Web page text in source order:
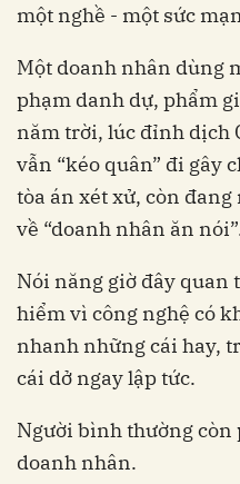
một nghề - một sức
Một doanh nhân dùng
phạm danh dự, phẩm
năm trời, lúc đỉnh dịch
vẫn “kéo quân” đi gây
tòa án xét xử, còn
về “doanh nhân ăn
Nói năng giờ đây
hiểm vì công nghệ có
nhanh những cái hay,
cái dở ngay lập tức.
Người bình thường
doanh nhân.